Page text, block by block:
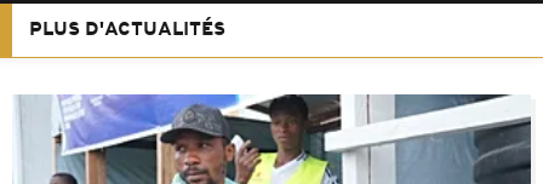
PLUS D'ACTUALITÉS